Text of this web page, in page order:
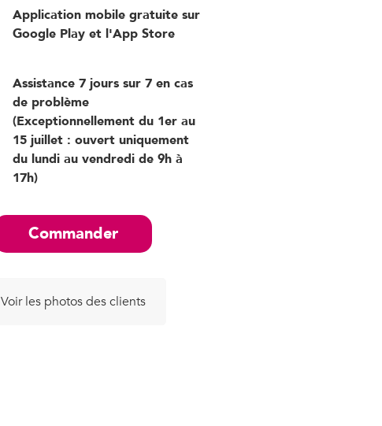
Application mobile gratuite sur
Google Play et l'App Store
Assistance 7 jours sur 7 en cas
de problème
(Exceptionnellement du 1er au
15 juillet : ouvert uniquement
du lundi au vendredi de 9h à
17h)
Commander
Voir les photos des clients